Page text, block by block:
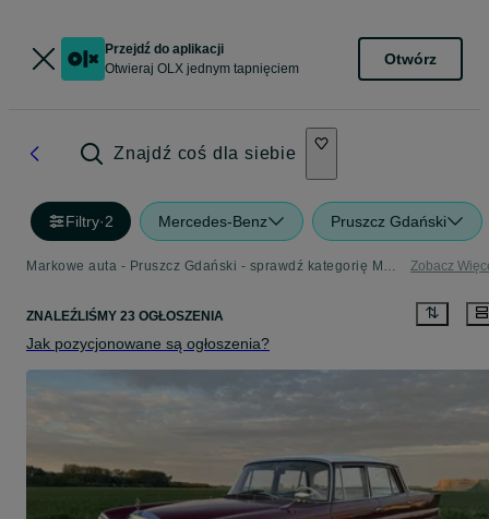
Przejdź do aplikacji
Otwieraj OLX jednym tapnięciem
Otwórz
Znajdź coś dla siebie
Filtry·2 Mercedes-Benz Pruszcz Gdański
Markowe auta - Pruszcz Gdański - sprawdź kategorię Mercedes-Benz Zobacz
ZNALEŹLIŚMY 23 OGŁOSZENIA
Jak pozycjonowane są ogłoszenia?